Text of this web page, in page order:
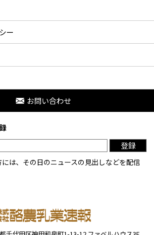
ー
お問い合わせ
登録
は、その日のニュースの見出しなどを配信